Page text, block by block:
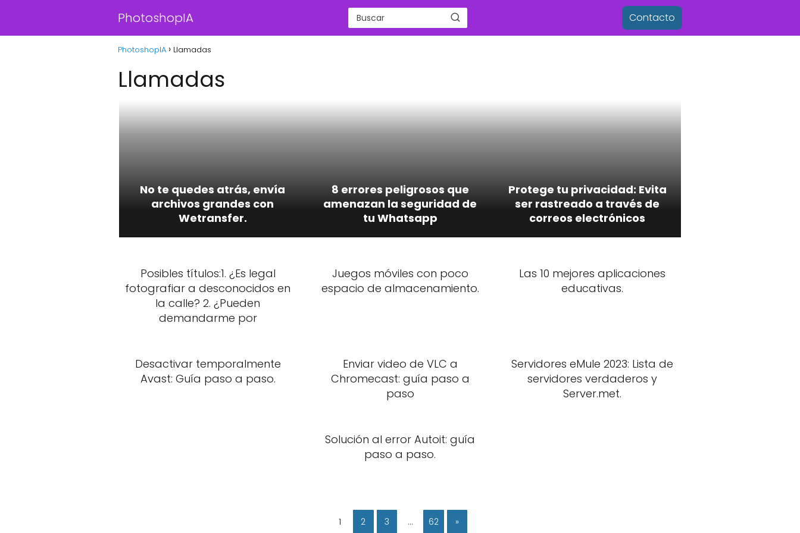
PhotoshopIA Contacto
PhotoshopIA Llamadas
Llamadas
No te quedes atrás, envía
archivos grandes con
Wetransfer.
8 errores peligrosos que
amenazan la seguridad de
tu Whatsapp
Protege tu privacidad: Evita
ser rastreado a través de
correos electrónicos
Posibles títulos:1. ¿Es legal
fotografiar a desconocidos en
la calle? 2. ¿Pueden
demandarme por
Juegos móviles con poco
espacio de almacenamiento.
Las 10 mejores aplicaciones
educativas.
Desactivar temporalmente
Avast: Guía paso a paso.
Enviar video de VLC a
Chromecast: guía paso a
paso
Servidores eMule 2023: Lista de
servidores verdaderos y
Server.met.
Solución al error Autoit: guía
paso a paso.
1 2 3 … 62 »